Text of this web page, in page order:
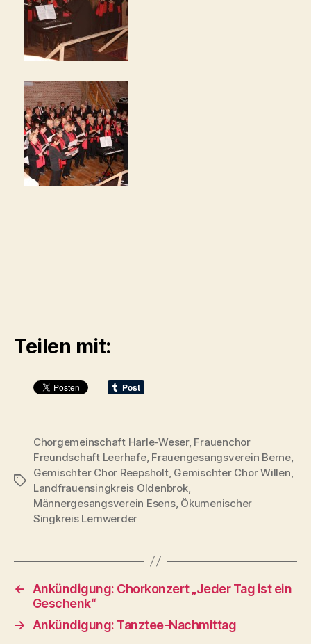
Teilen mit:
Schlagwörter
Chorgemeinschaft Harle-Weser, Frauenchor
Freundschaft Leerhafe, Frauengesangsverein Berne,
Gemischter Chor Reepsholt, Gemischter Chor Willen
Landfrauensingkreis Oldenbrok,
Männergesangsverein Esens, Ökumenischer
Singkreis Lemwerder
←
Ankündigung: Chorkonzert „Jeder Tag ist ein
Geschenk“
→
Ankündigung: Tanztee-Nachmittag